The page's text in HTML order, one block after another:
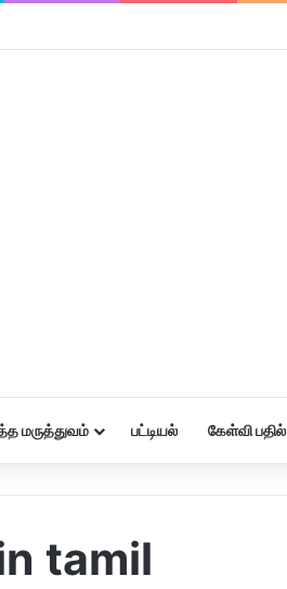
மருத்துவம் பட்டியல் கேள்வி பதில்
tamil